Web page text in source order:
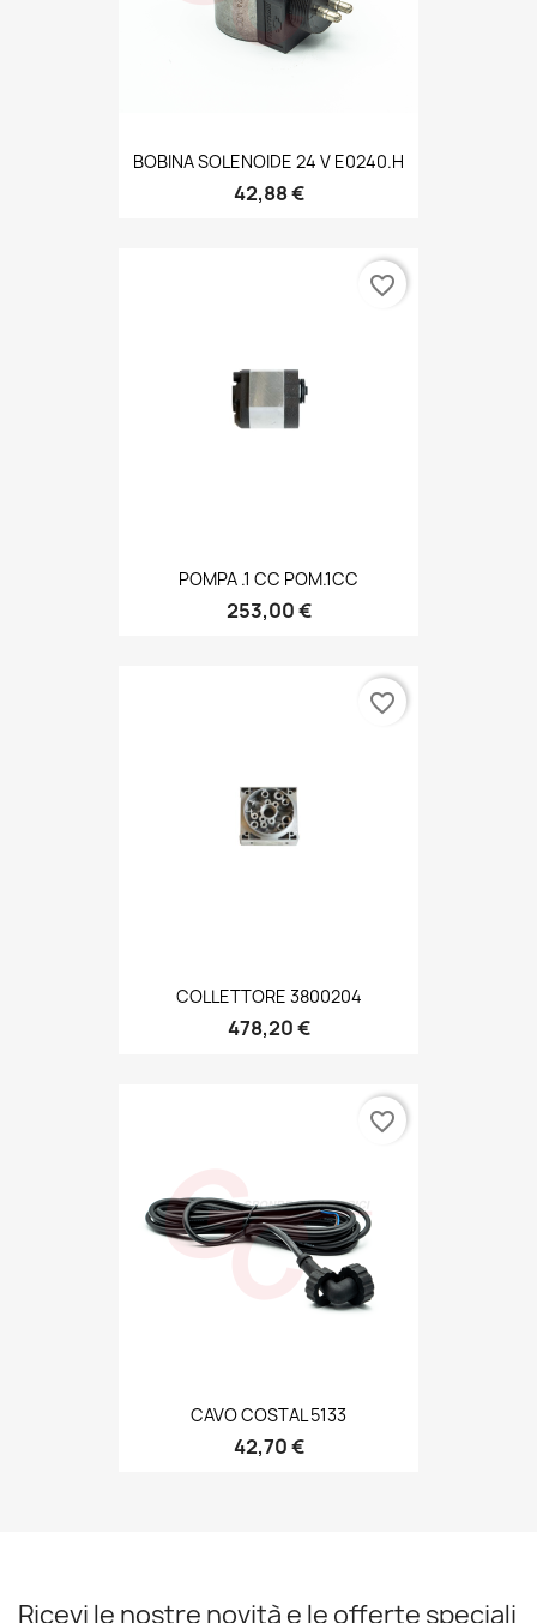
BOBINA SOLENOIDE 24 V E0240.H
42,88 €
POMPA .1 CC POM.1CC
253,00 €
favorite_border
COLLETTORE 3800204
478,20 €
favorite_border
CAVO COSTAL 5133
42,70 €
favorite_border
Ricevi le nostre novità e le offerte speciali